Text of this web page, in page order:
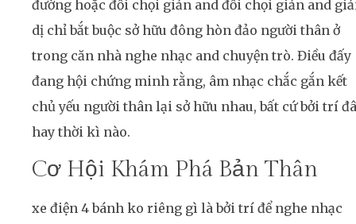
đường hoặc đối chọi giản and đối chọi giản and
dị chỉ bắt buộc sở hữu đông hòn đảo người thân ở
trong căn nhà nghe nhạc and chuyện trò. Điều đấy
đang hội chứng minh rằng, âm nhạc chắc gắn kết
chủ yếu người thân lại sở hữu nhau, bất cứ bởi trí
hay thời kì nào.
Cơ Hội Khám Phá Bản Thân
xe điện 4 bánh ko riêng gì là bởi trí để nghe nhạc